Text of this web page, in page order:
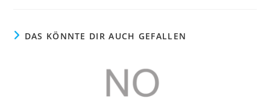
DAS KÖNNTE DIR AUCH GEFALLEN